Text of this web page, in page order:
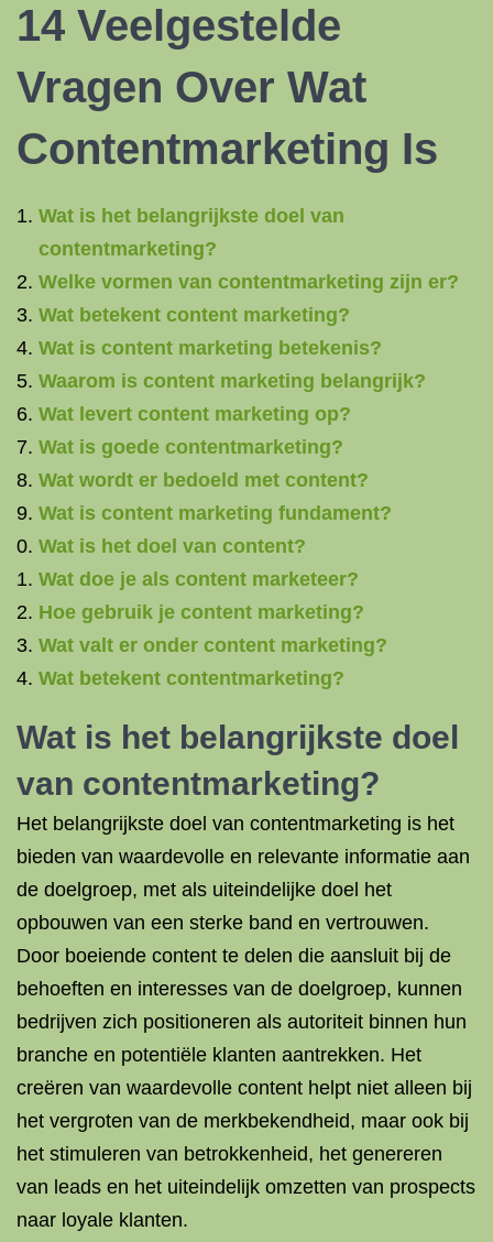
14 Veelgestelde
Vragen Over Wat
Contentmarketing Is
Wat is het belangrijkste doel van
contentmarketing?
Welke vormen van contentmarketing zijn er?
Wat betekent content marketing?
Wat is content marketing betekenis?
Waarom is content marketing belangrijk?
Wat levert content marketing op?
Wat is goede contentmarketing?
Wat wordt er bedoeld met content?
Wat is content marketing fundament?
Wat is het doel van content?
Wat doe je als content marketeer?
Hoe gebruik je content marketing?
Wat valt er onder content marketing?
Wat betekent contentmarketing?
Wat is het belangrijkste doel
van contentmarketing?
Het belangrijkste doel van contentmarketing is het
bieden van waardevolle en relevante informatie aan
de doelgroep, met als uiteindelijke doel het
opbouwen van een sterke band en vertrouwen.
Door boeiende content te delen die aansluit bij de
behoeften en interesses van de doelgroep, kunnen
bedrijven zich positioneren als autoriteit binnen hun
branche en potentiële klanten aantrekken. Het
creëren van waardevolle content helpt niet alleen bij
het vergroten van de merkbekendheid, maar ook bij
het stimuleren van betrokkenheid, het genereren
van leads en het uiteindelijk omzetten van prospects
naar loyale klanten.